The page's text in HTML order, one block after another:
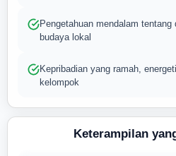
Pengetahuan mendalam
budaya lokal
Kepribadian yang ramah,
kelompok
Keterampilan